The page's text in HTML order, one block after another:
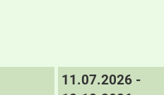
11.07.2026 -